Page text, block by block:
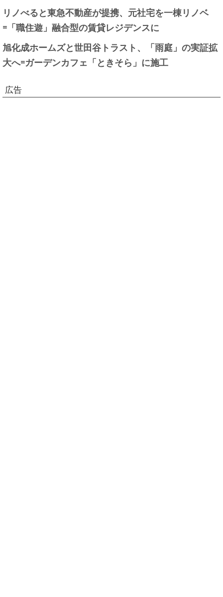
リノべると東急不動産が提携、元社宅を一棟リノベ
=「職住遊」融合型の賃貸レジデンスに
旭化成ホームズと世田谷トラスト、「雨庭」の実証拡
大へ=ガーデンカフェ「ときそら」に施工
広告